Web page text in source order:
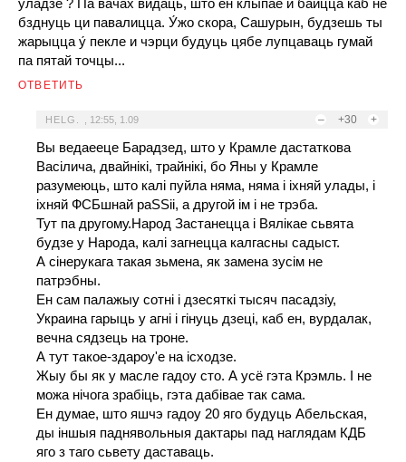
у́ладзе ? Па вачах видаць, што ён клыпае и баицца каб не
бзднуць ци павалицца. У́жо скора, Сашурын, будзешь ты
жарыцца у́ пекле и чэрци будуць цябе лупцаваць гумай
па пятай точцы...
ОТВЕТИТЬ
– +30 +
HELG. 12:55, 1.09
Вы ведаееце Барадзед, што у Крамле дастаткова
Васiлича, двайнiкi, трайнiкi, бо Яны у Крамле
разумеюць, што калi пуйла няма, няма i iхняй улады, i
iхняй ФСБшнай раSSii, а другой iм i не трэба.
Тут па другому.Народ Застанецца i Вялiкае сьвята
будзе у Народа, калi загнецца калгасны садыст.
А сiнерукага такая зьмена, як замена зусiм не
патрэбны.
Ен сам палажыу сотнi i дзесяткi тысяч пасадзiу,
Украина гарыць у агнi i гiнуць дзецi, каб ен, вурдалак,
вечна сядзець на троне.
А тут такое-здароу'е на iсходзе.
Жыу бы як у масле гадоу сто. А усё гэта Крэмль. I не
можа нiчога зрабiць, гэта дабiвае так сама.
Ен думае, што яшчэ гадоу 20 яго будуць Абельская,
ды iншыя паднявольныя дактары пад наглядам КДБ
яго з таго сьвету даставаць.